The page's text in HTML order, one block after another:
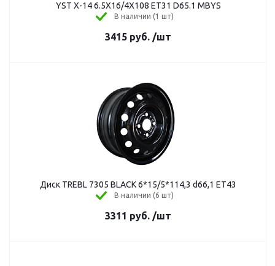
YST X-14 6.5X16/4X108 ET31 D65.1 MBYS
В наличии (1 шт)
3415 руб. /шт
Диск TREBL 7305 BLACK 6*15/5*114,3 d66,1 ЕТ43
В наличии (6 шт)
3311 руб. /шт